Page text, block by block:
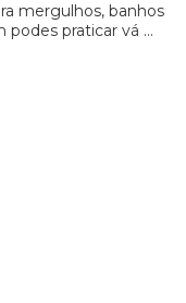
mergulhos, banhos
praticar vá ...